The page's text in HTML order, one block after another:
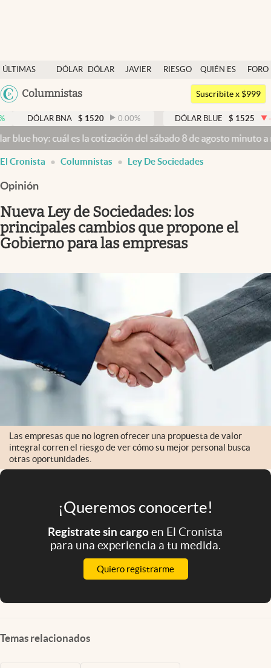
ÚLTIMAS
NOTICIAS
DÓLAR
DÓLAR
JAVIER
RIESGO
QUIÉN ES
QUIÉN
FORO
Argentina
México
Columnistas
Dólar
Members
Economía y Política
Finanzas y Mercados
Mercados Online
Negocios
Columnistas
Otras secciones
Clase
Clima
Eventos Corporativos
El Cronista Studio
abre en nueva pestaña
Argentina
Suscribite x $999
BNA $ 1520 0.00% DÓLAR BLUE $ 1525 -0.33%
es la cotización del sábado 8 de agosto minuto a minutoDólar
El Cronista Columnistas Ley De Sociedades
Opinión
Nueva Ley de Sociedades: los
principales cambios que propone el
Gobierno para las empresas
Las empresas que no logren ofrecer una propuesta de valor
integral corren el riesgo de ver cómo su mejor personal busca
otras oportunidades.
¡Queremos conocerte!
Registrate sin cargoen El Cronista
para una experiencia a tu medida.
Quiero registrarme
Temas relacionados